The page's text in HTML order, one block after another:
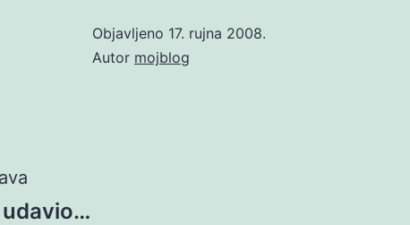
Objavljeno 17. rujna 2008.
Autor mojblog
udavio…